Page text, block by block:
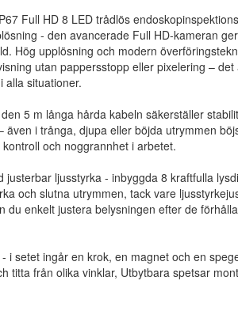
Full HD 8 LED trådlös
- den avancerade Full HD-kameran
Hög upplösning och modern
utan pappersstopp eller pixelering –
alla situationer.
5 m långa hårda kabeln säkerställer
även i trånga, djupa eller böjda utrymmen
och noggrannhet i arbetet.
justerbar ljusstyrka - inbyggda 8 kraftfulla
och slutna utrymmen, tack vare
du enkelt justera belysningen efter de
i setet ingår en krok, en magnet och en
titta från olika vinklar, Utbytbara spetsar